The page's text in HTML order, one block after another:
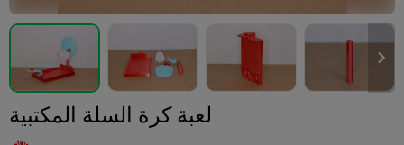

لعبة كرة السلة المكتبية